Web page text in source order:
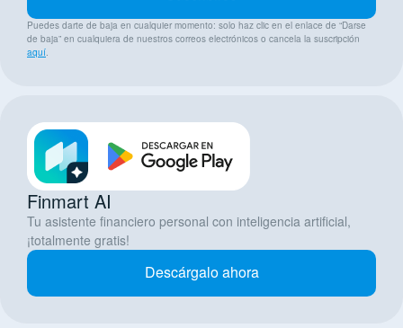
Puedes darte de baja en cualquier momento: solo haz clic en el enlace de “Darse
de baja” en cualquiera de nuestros correos electrónicos o cancela la suscripción
aquí.
Finmart AI
Tu asistente financiero personal con inteligencia artificial,
¡totalmente gratis!
Descárgalo ahora